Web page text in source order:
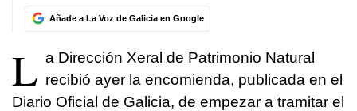
Añade a La Voz de Galicia en Google
L a Dirección Xeral de Patrimonio Natural
recibió ayer la encomienda, publicada en el
Diario Oficial de Galicia, de empezar a tramitar el